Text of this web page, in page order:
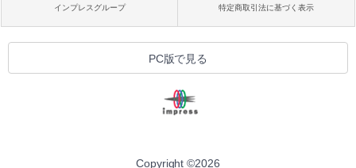
インプレスグループ 特定商取引法に基づく表示
PC版で見る
Copyright ©2026